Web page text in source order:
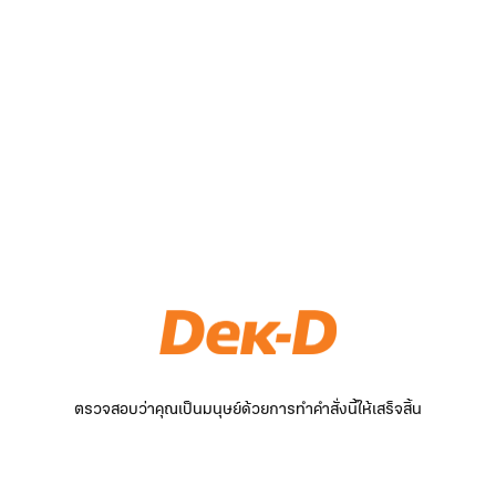
ตรวจสอบว่าคุณเป็นมนุษย์ด้วยการทำคำสั่งนี้ให้เสร็จสิ้น